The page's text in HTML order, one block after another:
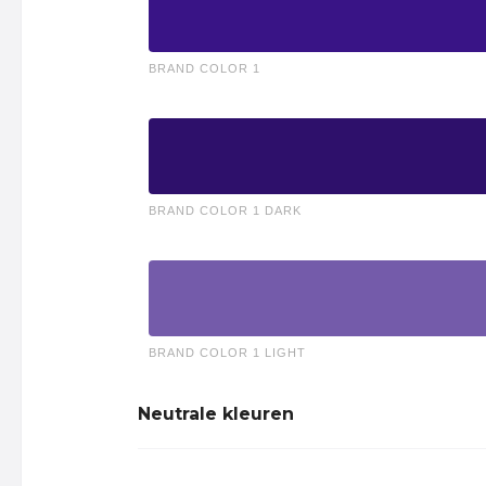
BRAND COLOR 1
BRAND COLOR 1 DARK
BRAND COLOR 1 LIGHT
Neutrale kleuren